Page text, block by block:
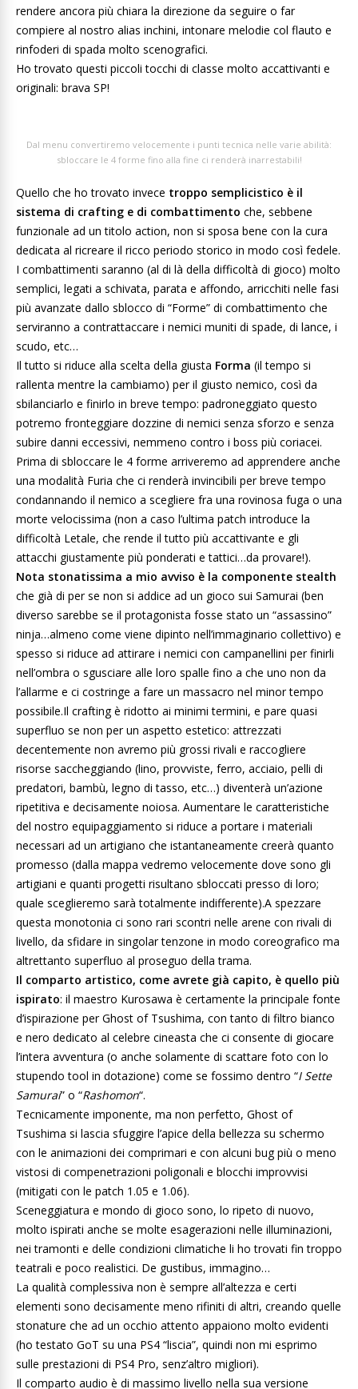
rendere ancora più chiara la direzione da seguire o far
compiere al nostro alias inchini, intonare melodie col flauto e
rinfoderi di spada molto scenografici.
Ho trovato questi piccoli tocchi di classe molto accattivanti e
originali: brava SP!
Dal menu convertiremo velocemente i punti tecnica nelle varie abilità:
sbloccare le 4 forme fino alla fine ci renderà inarrestabili!
Quello che ho trovato invece troppo semplicistico è il
sistema di crafting e di combattimento che, sebbene
funzionale ad un titolo action, non si sposa bene con la cura
dedicata al ricreare il ricco periodo storico in modo così fedele.
I combattimenti saranno (al di là della difficoltà di gioco) molto
semplici, legati a schivata, parata e affondo, arricchiti nelle fasi
più avanzate dallo sblocco di “Forme” di combattimento che
serviranno a contrattaccare i nemici muniti di spade, di lance, i
scudo, etc…
Il tutto si riduce alla scelta della giusta Forma (il tempo si
rallenta mentre la cambiamo) per il giusto nemico, così da
sbilanciarlo e finirlo in breve tempo: padroneggiato questo
potremo fronteggiare dozzine di nemici senza sforzo e senza
subire danni eccessivi, nemmeno contro i boss più coriacei.
Prima di sbloccare le 4 forme arriveremo ad apprendere anche
una modalità Furia che ci renderà invincibili per breve tempo
condannando il nemico a scegliere fra una rovinosa fuga o una
morte velocissima (non a caso l’ultima patch introduce la
difficoltà Letale, che rende il tutto più accattivante e gli
attacchi giustamente più ponderati e tattici…da provare!).
Nota stonatissima a mio avviso è la componente stealth
che già di per se non si addice ad un gioco sui Samurai (ben
diverso sarebbe se il protagonista fosse stato un “assassino”
ninja…almeno come viene dipinto nell’immaginario collettivo) e
spesso si riduce ad attirare i nemici con campanellini per finirli
nell’ombra o sgusciare alle loro spalle fino a che uno non da
l’allarme e ci costringe a fare un massacro nel minor tempo
possibile.Il crafting è ridotto ai minimi termini, e pare quasi
superfluo se non per un aspetto estetico: attrezzati
decentemente non avremo più grossi rivali e raccogliere
risorse saccheggiando (lino, provviste, ferro, acciaio, pelli di
predatori, bambù, legno di tasso, etc…) diventerà un’azione
ripetitiva e decisamente noiosa. Aumentare le caratteristiche
del nostro equipaggiamento si riduce a portare i materiali
necessari ad un artigiano che istantaneamente creerà quanto
promesso (dalla mappa vedremo velocemente dove sono gli
artigiani e quanti progetti risultano sbloccati presso di loro;
quale sceglieremo sarà totalmente indifferente).A spezzare
questa monotonia ci sono rari scontri nelle arene con rivali di
livello, da sfidare in singolar tenzone in modo coreografico ma
altrettanto superfluo al proseguo della trama.
Il comparto artistico, come avrete già capito, è quello più
ispirato: il maestro Kurosawa è certamente la principale fonte
d’ispirazione per Ghost of Tsushima, con tanto di filtro bianco
e nero dedicato al celebre cineasta che ci consente di giocare
l’intera avventura (o anche solamente di scattare foto con lo
stupendo tool in dotazione) come se fossimo dentro “I Sette
Samurai” o “Rashomon“.
Tecnicamente imponente, ma non perfetto, Ghost of
Tsushima si lascia sfuggire l’apice della bellezza su schermo
con le animazioni dei comprimari e con alcuni bug più o meno
vistosi di compenetrazioni poligonali e blocchi improvvisi
(mitigati con le patch 1.05 e 1.06).
Sceneggiatura e mondo di gioco sono, lo ripeto di nuovo,
molto ispirati anche se molte esagerazioni nelle illuminazioni,
nei tramonti e delle condizioni climatiche li ho trovati fin troppo
teatrali e poco realistici. De gustibus, immagino…
La qualità complessiva non è sempre all’altezza e certi
elementi sono decisamente meno rifiniti di altri, creando quelle
stonature che ad un occhio attento appaiono molto evidenti
(ho testato GoT su una PS4 “liscia”, quindi non mi esprimo
sulle prestazioni di PS4 Pro, senz’altro migliori).
Il comparto audio è di massimo livello nella sua versione